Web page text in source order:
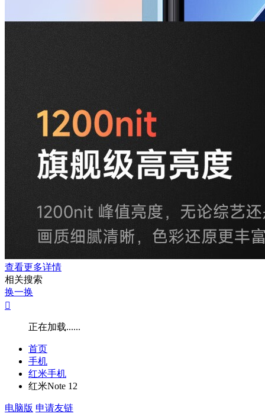
查看更多详情
相关搜索
换一换

正在加载......
首页
手机
红米手机
红米Note 12
电脑版 申请友链